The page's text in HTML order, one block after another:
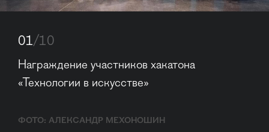
01/10
Награждение участников хакатона
«Технологии в искусстве»
ФОТО: АЛЕКСАНДР МЕХОНОШИН